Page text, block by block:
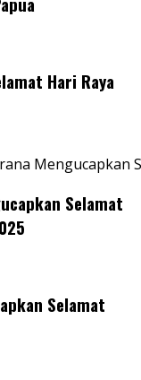
Hari Raya
Mengucapkan
Selamat
Selamat